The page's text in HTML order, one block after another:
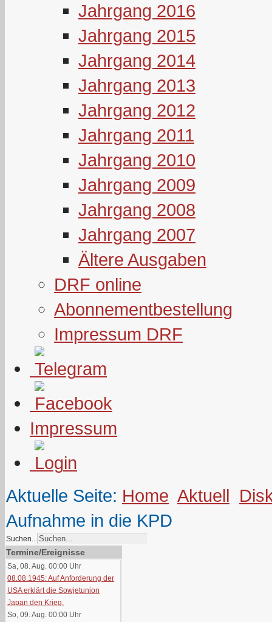
Jahrgang 2016
Jahrgang 2015
Jahrgang 2014
Jahrgang 2013
Jahrgang 2012
Jahrgang 2011
Jahrgang 2010
Jahrgang 2009
Jahrgang 2008
Jahrgang 2007
Ältere Ausgaben
DRF online
Abonnementbestellung
Impressum DRF
Impressum
Aktuelle Seite: Home Aktuell
Aufnahme in die KPD
Suchen...
Termine/Ereignisse
Sa, 08. Aug. 00:00 Uhr
08.08.1945: Auf Anforderung der
USA erklärt die Sowjetunion
Japan den Krieg.
So, 09. Aug. 00:00 Uhr